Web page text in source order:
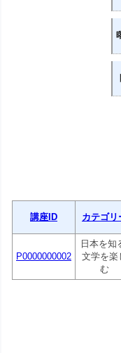
講座ID カテゴリ
P0000000002
日本を知
文学を楽
む